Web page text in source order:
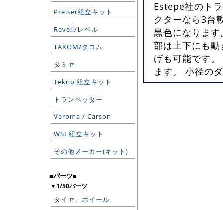
Preiser組立キット
Revell/レベル
TAKOM/タコム
タミヤ
Tekno 組立キット
トランペッター
Veroma / Carson
WSI 組立キット
その他メーカー(キット)
■パーツ■
▼1/50パーツ
タイヤ、ホイール
Estepe社のト
クターなら3台
黒色になりま
部は上下にも
げも可能です
ます。 小径の